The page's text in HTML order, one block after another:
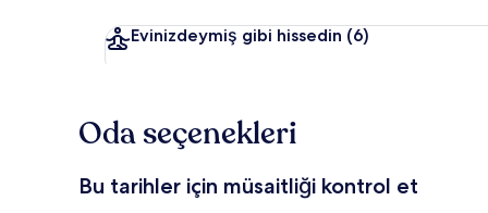
Evinizdeymiş gibi hissedin (6)
Oda seçenekleri
Bu tarihler için müsaitliği kontrol et